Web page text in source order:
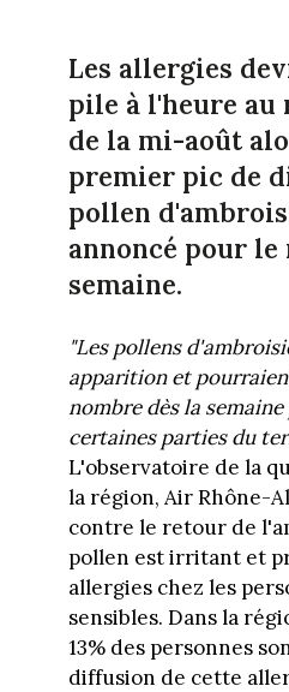
Les allergies
pile à l'heure au
de la mi-août
premier pic de
pollen
annoncé pour
semaine.
"Les pollens
apparition et
nombre dès la
certaines parties du
L'observatoire de la
la région, Air Rhône-
contre le retour de
pollen est irritant et
allergies chez les
sensibles. Dans la
13% des personnes
diffusion de cette